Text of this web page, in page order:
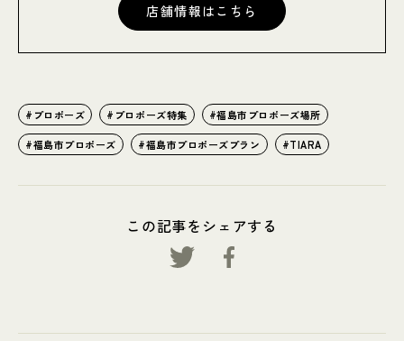
店舗情報はこちら
プロポーズ プロポーズ特集 福島市プロポーズ場所
福島市プロポーズ 福島市プロポーズプラン TIARA
この記事をシェアする